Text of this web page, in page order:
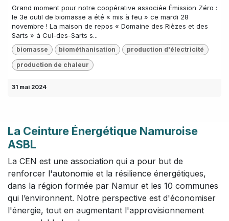
Grand moment pour notre coopérative associée Émission Zéro :
le 3e outil de biomasse a été « mis à feu » ce mardi 28
novembre ! La maison de repos « Domaine des Rièzes et des
Sarts » à Cul-des-Sarts s...
biomasse biométhanisation production d'électricité
production de chaleur
31 mai 2024
La Ceinture Énergétique Namuroise
ASBL
La CEN est une association qui a pour but de
renforcer l'autonomie et la résilience énergétiques,
dans la région formée par Namur et les 10 communes
qui l’environnent. Notre perspective est d'économiser
l'énergie, tout en augmentant l'approvisionnement